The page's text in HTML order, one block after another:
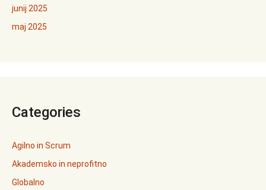
junij 2025
maj 2025
Categories
Agilno in Scrum
Akademsko in neprofitno
Globalno